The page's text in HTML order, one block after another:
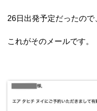
26日出発予定だったので
これがそのメールです。